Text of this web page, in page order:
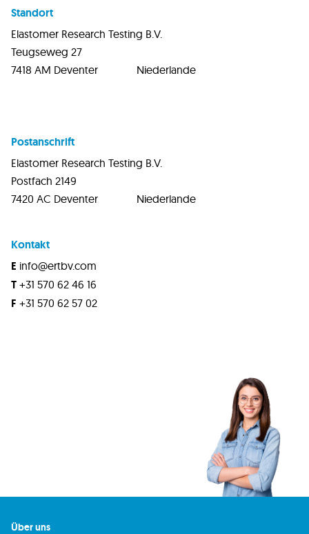
Standort
Elastomer Research Testing B.V.
Teugseweg 27
7418 AM Deventer Niederlande
Postanschrift
Elastomer Research Testing B.V.
Postfach 2149
7420 AC Deventer Niederlande
Kontakt
E info@ertbv.com
T +31 570 62 46 16
F +31 570 62 57 02
Über uns